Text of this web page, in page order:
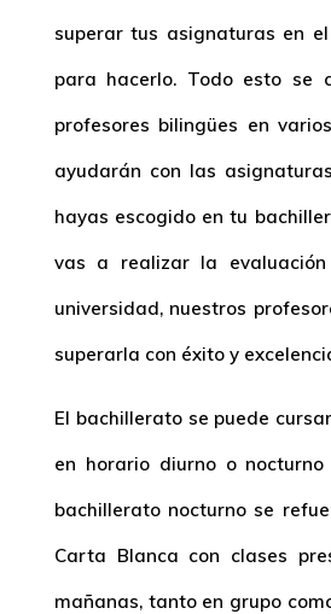
superar tus asignaturas en
para hacerlo. Todo esto se
profesores bilingües en
ayudarán con las
hayas escogido en tu
vas a realizar la
universidad, nuestros
superarla con éxito y
El bachillerato se puede
en horario diurno o
bachillerato nocturno se
Carta Blanca con clases
mañanas, tanto en grupo